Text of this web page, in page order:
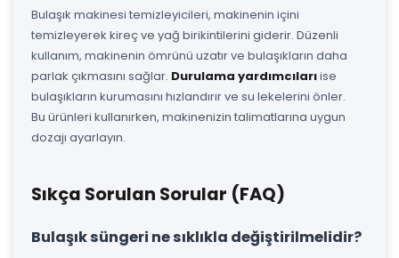
Bulaşık makinesi temizleyicileri, makinenin içini
temizleyerek kireç ve yağ birikintilerini giderir. Düzenli
kullanım, makinenin ömrünü uzatır ve bulaşıkların daha
parlak çıkmasını sağlar. Durulama yardımcılarıise
bulaşıkların kurumasını hızlandırır ve su lekelerini önler.
Bu ürünleri kullanırken, makinenizin talimatlarına uygun
dozajı ayarlayın.
Sıkça Sorulan Sorular (FAQ)
Bulaşık süngeri ne sıklıkla değiştirilmelidir?